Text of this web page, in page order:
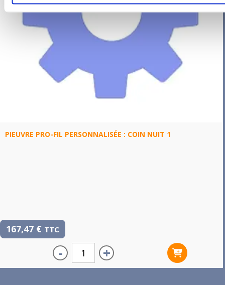
PIEUVRE PRO-FIL PERSONNALISÉE : COIN NUIT 1
167,47 € TTC
- +